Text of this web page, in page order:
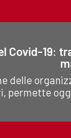
Covid-19:
delle
permette